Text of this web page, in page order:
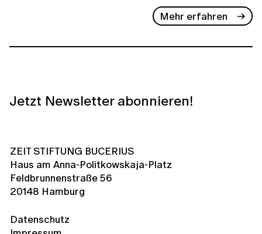
Mehr erfahren
Jetzt Newsletter abonnieren!
ZEIT STIFTUNG BUCERIUS
Haus am Anna-Politkowskaja-Platz
Feldbrunnenstraße 56
20148 Hamburg
Datenschutz